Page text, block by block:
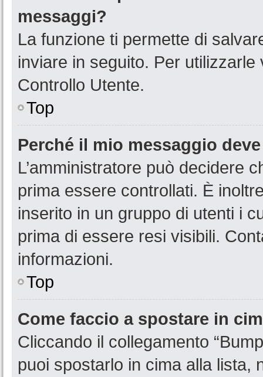
messaggi?
La funzione ti permette di
inviare in seguito. Per utilizzarle
Controllo Utente.
Top
Perché il mio messaggio
L’amministratore può decidere
prima essere controllati. È
inserito in un gruppo di utenti i
prima di essere resi visibili.
informazioni.
Top
Come faccio a spostare in
Cliccando il collegamento
puoi spostarlo in cima alla lista,